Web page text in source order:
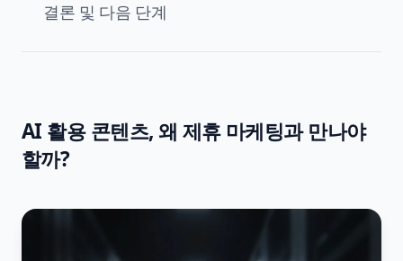
결론 및 다음 단계
AI 활용 콘텐츠, 왜 제휴 마케팅과 만나야
할까?